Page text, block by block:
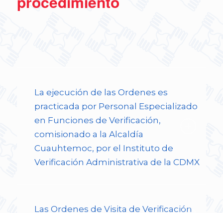
La ejecución de las Ordenes es
practicada por Personal Especializado
en Funciones de Verificación,
comisionado a la Alcaldía
Cuauhtemoc, por el Instituto de
Verificación Administrativa de la CDMX
Las Ordenes de Visita de Verificación